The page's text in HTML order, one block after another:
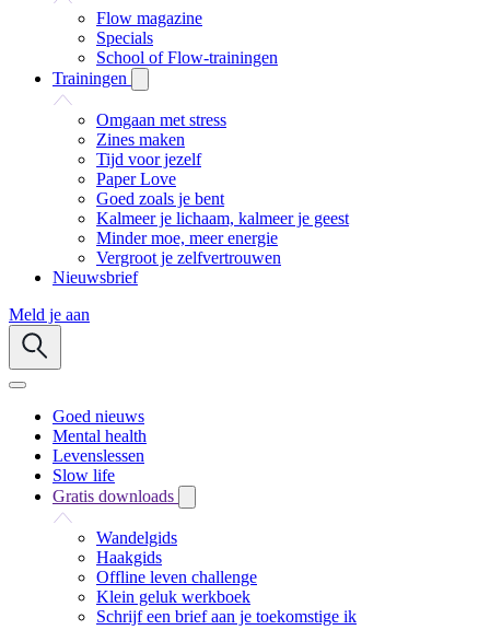
Flow magazine
Specials
School of Flow-trainingen
Trainingen
Omgaan met stress
Zines maken
Tijd voor jezelf
Paper Love
Goed zoals je bent
Kalmeer je lichaam, kalmeer je geest
Minder moe, meer energie
Vergroot je zelfvertrouwen
Nieuwsbrief
Meld je aan
Goed nieuws
Mental health
Levenslessen
Slow life
Gratis downloads
Wandelgids
Haakgids
Offline leven challenge
Klein geluk werkboek
Schrijf een brief aan je toekomstige ik